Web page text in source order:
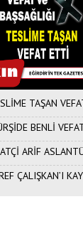
TAŞAN
BENLİ
ARİF
ÇALIŞKAN’I